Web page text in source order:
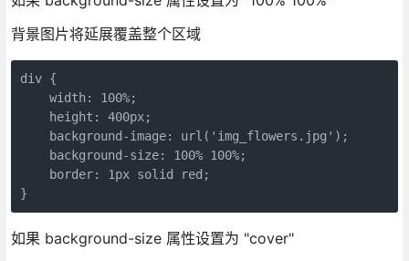
背景图片将延展覆盖整个区域
div {
    width: 100%;
    height: 400px;
    background-image: url('img_flowers.jpg');
    background-size: 100% 100%;
    border: 1px solid red;
}
如果 background-size 属性设置为 "cover"